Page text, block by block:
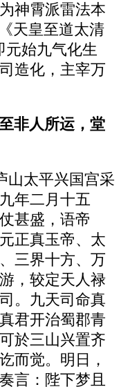
神霄派雷法本
天皇至道太清
元始九气化生
造化，主宰万
非人所运，堂
山太平兴国宫采
年二月十五
甚盛，语帝
正真玉帝、太
三界十方、万
，较定天人禄
。九天司命真
君开治蜀郡青
於三山兴置齐
而觉。明日，
言：陛下梦且